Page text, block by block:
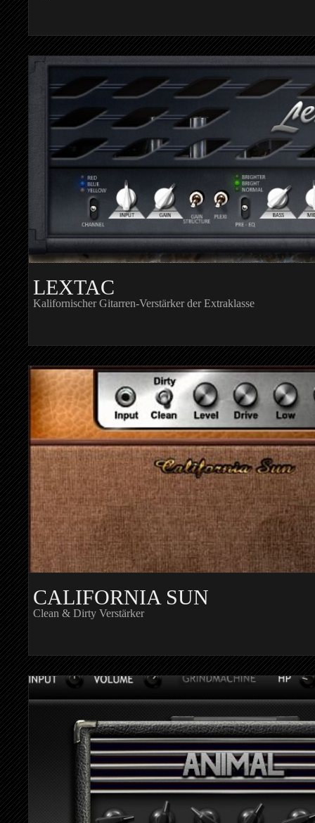
LEXTAC
Kalifornischer Gitarren-Verstärker der Extraklasse
CALIFORNIA SUN
Clean & Dirty Verstärker